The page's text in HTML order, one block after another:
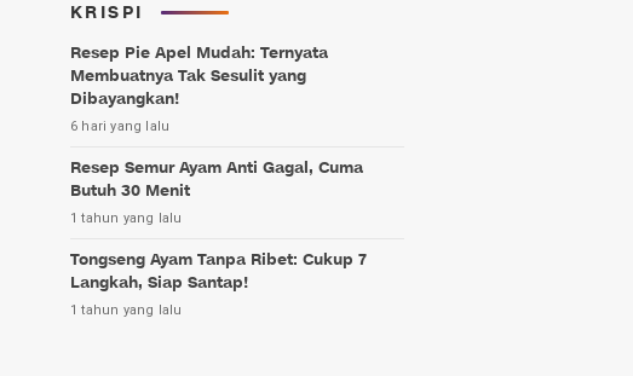
KRISPI
Resep Pie Apel Mudah: Ternyata
Membuatnya Tak Sesulit yang
Dibayangkan!
6 hari yang lalu
Resep Semur Ayam Anti Gagal, Cuma
Butuh 30 Menit
1 tahun yang lalu
Tongseng Ayam Tanpa Ribet: Cukup 7
Langkah, Siap Santap!
1 tahun yang lalu